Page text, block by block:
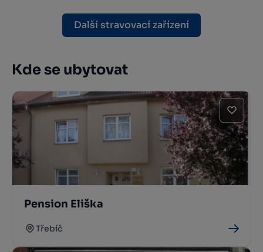
Další stravovací zařízení
Kde se ubytovat
Pension Eliška
Třebíč